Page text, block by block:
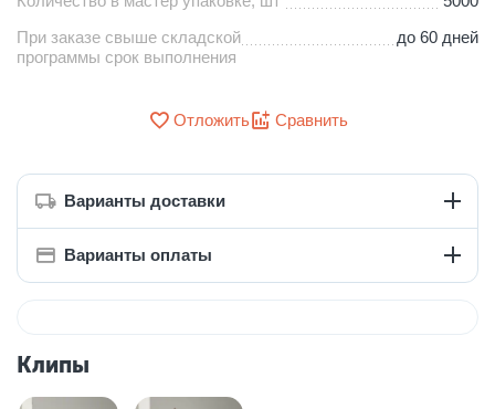
При заказе свыше складской
программы срок выполнения
до 60 дней
Отложить Сравнить
Варианты доставки
Варианты оплаты
Клипы